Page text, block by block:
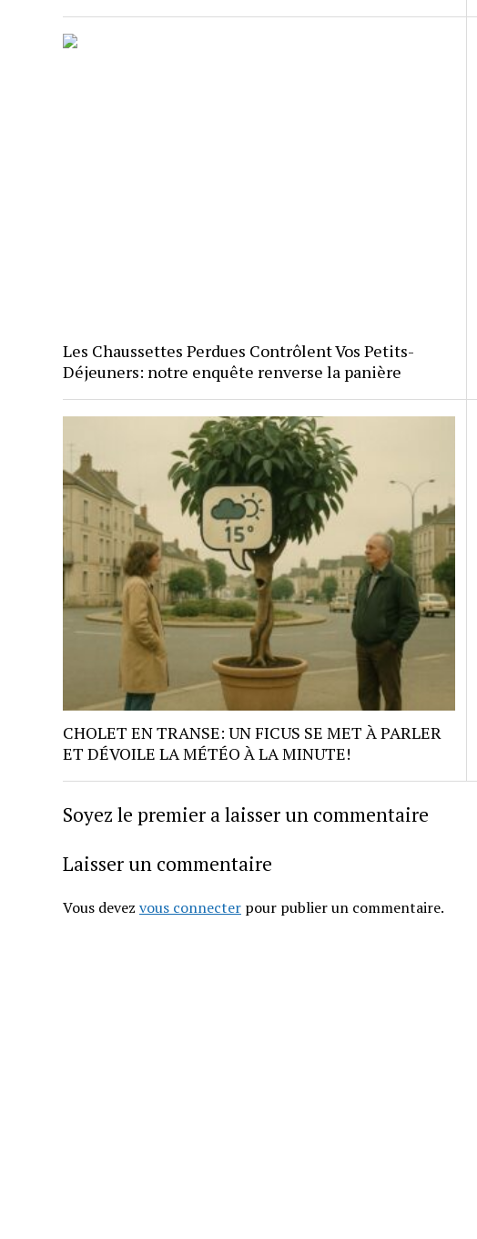
Les Chaussettes Perdues Contrôlent Vos Petits-
Déjeuners: notre enquête renverse la panière
CHOLET EN TRANSE: UN FICUS SE MET À PARLER
ET DÉVOILE LA MÉTÉO À LA MINUTE!
Soyez le premier a laisser un commentaire
Laisser un commentaire
Vous devez vous connecterpour publier un commentaire.